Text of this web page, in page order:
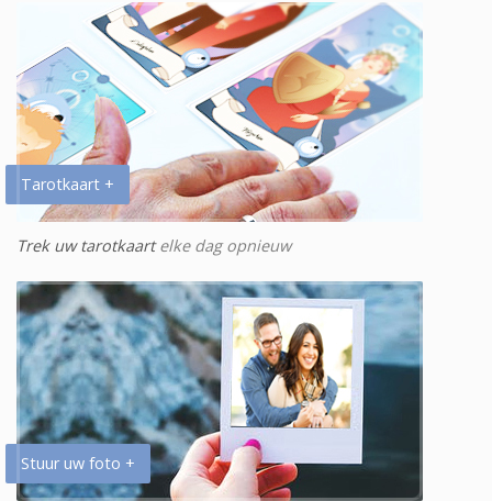
Tarotkaart +
Trek uw tarotkaartelke dag opnieuw
Stuur uw foto +